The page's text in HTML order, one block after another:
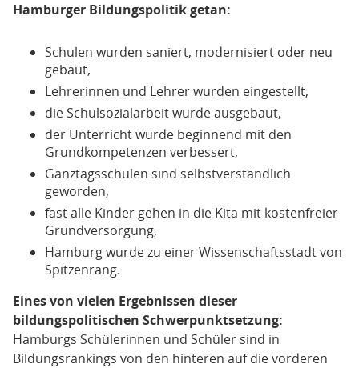
Hamburger Bildungspolitik getan:
Schulen wurden saniert, modernisiert oder neu
gebaut,
Lehrerinnen und Lehrer wurden eingestellt,
die Schulsozialarbeit wurde ausgebaut,
der Unterricht wurde beginnend mit den
Grundkompetenzen verbessert,
Ganztagsschulen sind selbstverständlich
geworden,
fast alle Kinder gehen in die Kita mit kostenfreier
Grundversorgung,
Hamburg wurde zu einer Wissenschaftsstadt von
Spitzenrang.
Eines von vielen Ergebnissen dieser
bildungspolitischen Schwerpunktsetzung:
Hamburgs Schülerinnen und Schüler sind in
Bildungsrankings von den hinteren auf die vorderen